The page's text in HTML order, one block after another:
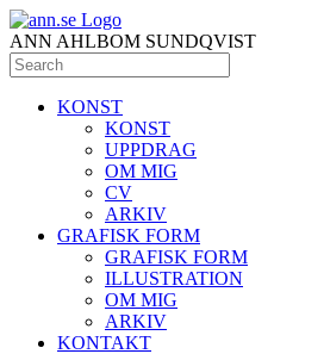
ANN AHLBOM SUNDQVIST
KONST
KONST
UPPDRAG
OM MIG
CV
ARKIV
GRAFISK FORM
GRAFISK FORM
ILLUSTRATION
OM MIG
ARKIV
KONTAKT